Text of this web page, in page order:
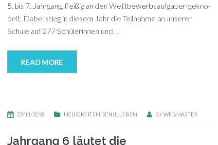
5. bis 7. Jahr­gang, flei­ßig an den Wett­be­werbs­auf­ga­ben ge­kno­
belt. Da­bei stieg in die­sem Jahr die Teil­nah­me an un­se­rer
Schu­le auf 277 Schü­le­rin­nen und …
READ MORE
27/11/2018 NEUIGKEITEN SCHULLEBEN BYWEBMASTER
Jahrgang 6 läutet die